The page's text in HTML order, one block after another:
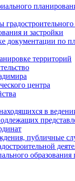
и застройки
документации по
территорий
центра
в
публичные